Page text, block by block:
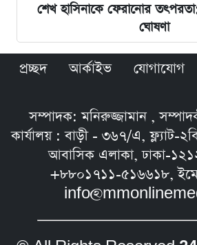
শেখ হাসিনাকে ফেরানোর তৎপরতা:
ঘোষণা
প্রচ্ছদ আর্কাইভ যোগাযোগ
সম্পাদক: মনিরুজ্জামান ,
কার্যালয় : বাড়ী - ৩৬৭/এ, ফ্ল্যাট-
আবাসিক এলাকা, ঢাকা-
+৮৮০১৭১১-৫১৬৬১৮,